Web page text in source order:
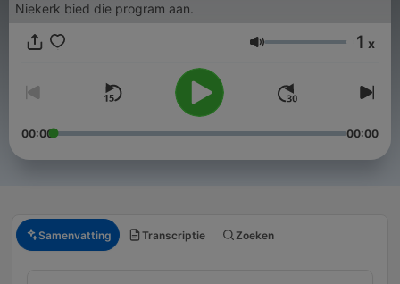
Niekerk bied die program aan.
Volume 1 x
00:00 00:00
Samenvatting Transcriptie Zoeken